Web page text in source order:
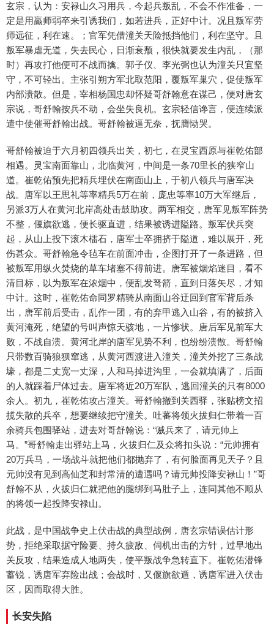
玄宗，认为：安禄山久习用兵，今起兵叛乱，不会不作准备，一
定是用羸师弱卒来引诱我们，如若进兵，正好中计。况且叛军劳
师远征，利在速。；官军凭借潼关天险抵挡他们，利在坚守。且
叛军暴虐无道，失去民心，日渐衰颓，很快就要发生内乱，（那
时）再攻打他便可不战而擒。郭子仪、李光弼也认为潼关只宜坚
守，不可轻出。主张引朔方军北取范阳，覆叛军巢穴，促使叛军
内部溃散。但是，宰相杨国忠却怀疑哥舒翰意在谋己，便对唐玄
宗说，哥舒翰按兵不动，会坐失良机。玄宗轻信谗言，便连续派
遣中使催哥舒翰出战。哥舒翰被逼无奈，抚膺恸哭。
哥舒翰被迫于六月初四领兵出关，初七，在灵宝西原与崔乾佑部
相遇。灵宝南面靠山，北临黄河，中间是一条70里长的狭窄山
道。崔乾佑预先把精兵埋伏在南面山上，于初八领兵与唐军决
战。唐军以王思礼等率精兵5万在前，庞忠等率10万大军继后，
另派3万人在黄河北岸高处击鼓助攻。两军相交，唐军见叛军阵势
不整，偃旗欲逃，便长驱直进，结果被诱进隘路。叛军伏兵突
起，从山上投下滚木檑石，唐军士卒拥挤于隘道，难以展开，死
伤甚众。哥舒翰急令毡车在前面冲击，企图打开了一条进路，但
被叛军用纵火焚烧的草车堵塞不得前进。唐军被烟焰迷目，看不
清目标，以为叛军在浓烟中，便乱发弩箭，直到日落矢尽，才知
中计。这时，崔乾佑命同罗精骑从南面山谷迂回到官军背后杀
出，唐军前后受击，乱作一团，有的弃甲逃入山谷，有的被挤入
黄河淹死，绝望的号叫声惊天骇地，一片惨状。唐后军见前军大
败，不战自溃。黄河北岸的唐军见势不利，也纷纷溃散。哥舒翰
只带数百骑狼狈窜逃，从黄河西渡进入潼关，潼关外挖了三条战
壕，都是二丈宽一丈深，人和马掉进沟里，一会就填满了，后面
的人就踩着尸体过去。唐军将近20万军队，逃回潼关的只有8000
余人。初九，崔乾佑攻占潼关。哥舒翰撤到关西驿，张贴榜文招
揽失散的兵卒，想要继续把守潼关。吐蕃将领火拔归仁带着一百
余骑兵包围驿站，进去对哥舒翰说：“贼兵来了，请元帅上
马。”哥舒翰走出驿站上马，火拔归仁及众将扣头说：“元帅拥有
20万兵马，一场战斗就把他们都抛弃了，有何脸面再见天子？且
元帅没有见到高仙芝和封常清的遭遇吗？请元帅投降安禄山！”哥
舒翰不从，火拔归仁就把他的腿绑到马肚子上，连同其他不顺从
的将领一起投降安禄山。
此战，是中国战争史上伏击战的典型战例，唐玄宗错误估计形
势，拒绝采取据守险要、持久疲敌、伺机出击的方针，过早地出
关反攻，结果造成人地两失，使平叛战争急转直下。崔乾佑潜锋
蓄锐，诱唐军弃险出战；会战时，又偃旗欲遁，诱唐军进入伏击
区，因而取得大胜。
长安失陷